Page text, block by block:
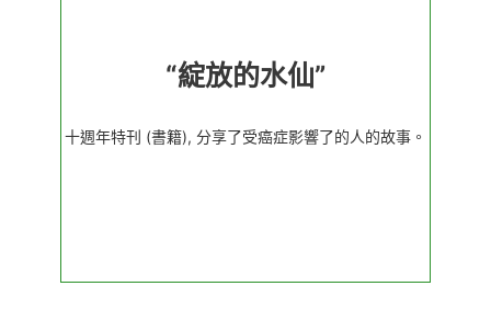
“綻放的水仙”
十週年特刊 (書籍), 分享了受癌症影響了的人的故事。